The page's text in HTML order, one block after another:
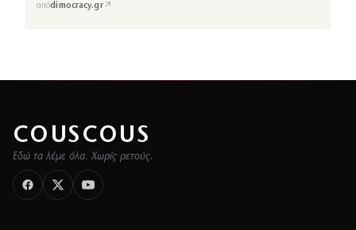
απόdimocracy.gr↗
COUSCOUS
Εδώ τα λέμε όλα. Χωρίς ρετούς.